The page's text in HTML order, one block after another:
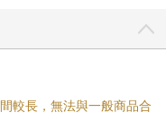
較長，無法與一般商品合